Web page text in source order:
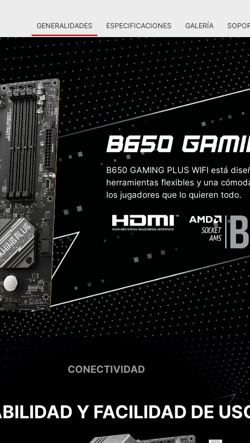
GENERALIDADES ESPECIFICACIONES GALERÍA
B650 GAMING PLUS WIFI está
herramientas flexibles y una
los jugadores que lo quieren todo.
CONECTIVIDAD
Y FACILIDAD DE